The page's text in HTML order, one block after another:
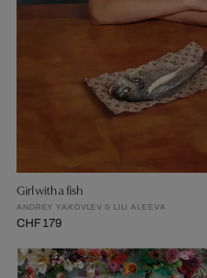
Girl with a fish
ANDREY YAKOVLEV & LILI ALEEVA
CHF 179